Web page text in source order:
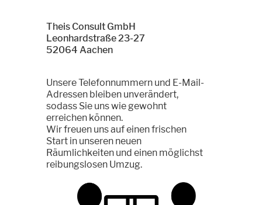
Theis Consult GmbH
Leonhardstraße 23-27
52064 Aachen
Unsere Telefonnummern und E-Mail-
Adressen bleiben unverändert,
sodass Sie uns wie gewohnt
erreichen können.
Wir freuen uns auf einen frischen
Start in unseren neuen
Räumlichkeiten und einen möglichst
reibungslosen Umzug.